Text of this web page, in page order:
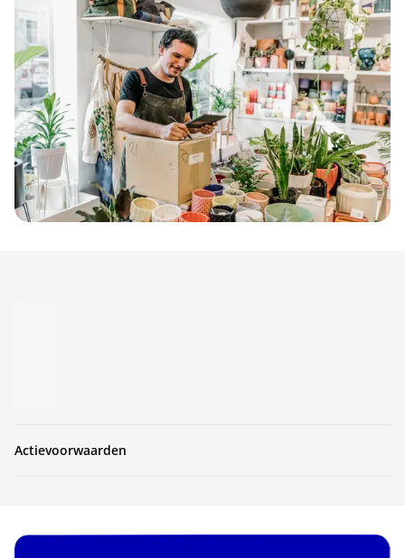
Actievoorwaarden